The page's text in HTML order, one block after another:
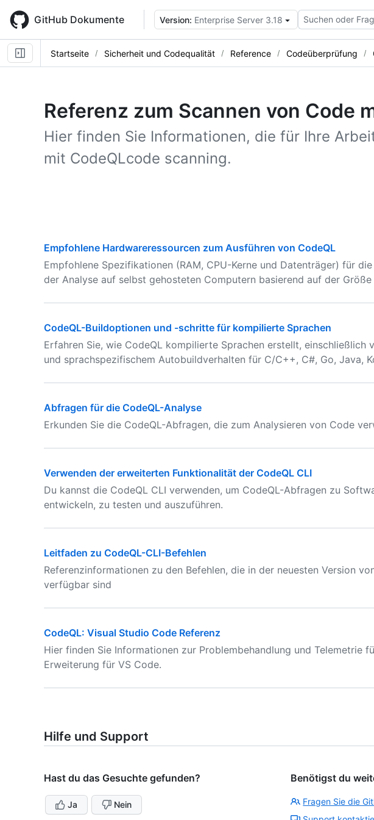
main
content
GitHub Dokumente Version: Enterprise Server 3.18 Suchen oder
Startseite Sicherheit und Codequalität Reference Codeüberprüfung
Referenz zum Scannen von Code
Hier finden Sie Informationen, die für Ihre
mit CodeQLcode scanning.
Empfohlene Hardwareressourcen zum Ausführen von CodeQL
Empfohlene Spezifikationen (RAM, CPU-Kerne und Datenträger) für
der Analyse auf selbst gehosteten Computern basierend auf der Größe
CodeQL-Buildoptionen und -schritte für kompilierte Sprachen
Erfahren Sie, wie CodeQL kompilierte Sprachen erstellt, einschließlich
und sprachspezifischem Autobuildverhalten für C/C++, C#, Go, Java,
Abfragen für die CodeQL-Analyse
Erkunden Sie die CodeQL-Abfragen, die zum Analysieren von Code
Verwenden der erweiterten Funktionalität der CodeQL CLI
Du kannst die CodeQL CLI verwenden, um CodeQL-Abfragen zu
entwickeln, zu testen und auszuführen.
Leitfaden zu CodeQL-CLI-Befehlen
Referenzinformationen zu den Befehlen, die in der neuesten Version
verfügbar sind
CodeQL: Visual Studio Code Referenz
Hier finden Sie Informationen zur Problembehandlung und Telemetrie
Erweiterung für VS Code.
Hilfe und Support
Hast du das Gesuchte gefunden?
Ja Nein
Benötigst du
Fragen Sie die